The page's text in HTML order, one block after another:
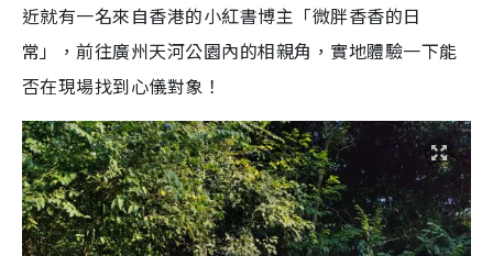
近就有一名來自香港的小紅書博主「微胖香香的日
常」，前往廣州天河公園內的相親角，實地體驗一下能
否在現場找到心儀對象！